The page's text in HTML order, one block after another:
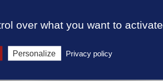
over what you want to activate
Personalize Privacy policy